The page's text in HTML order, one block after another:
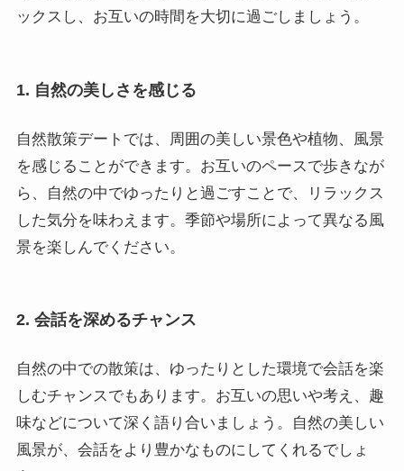
ックスし、お互いの時間を大切に過ごしましょう。
1. 自然の美しさを感じる
自然散策デートでは、周囲の美しい景色や植物、風景
を感じることができます。お互いのペースで歩きなが
ら、自然の中でゆったりと過ごすことで、リラックス
した気分を味わえます。季節や場所によって異なる風
景を楽しんでください。
2. 会話を深めるチャンス
自然の中での散策は、ゆったりとした環境で会話を楽
しむチャンスでもあります。お互いの思いや考え、趣
味などについて深く語り合いましょう。自然の美しい
風景が、会話をより豊かなものにしてくれるでしょ